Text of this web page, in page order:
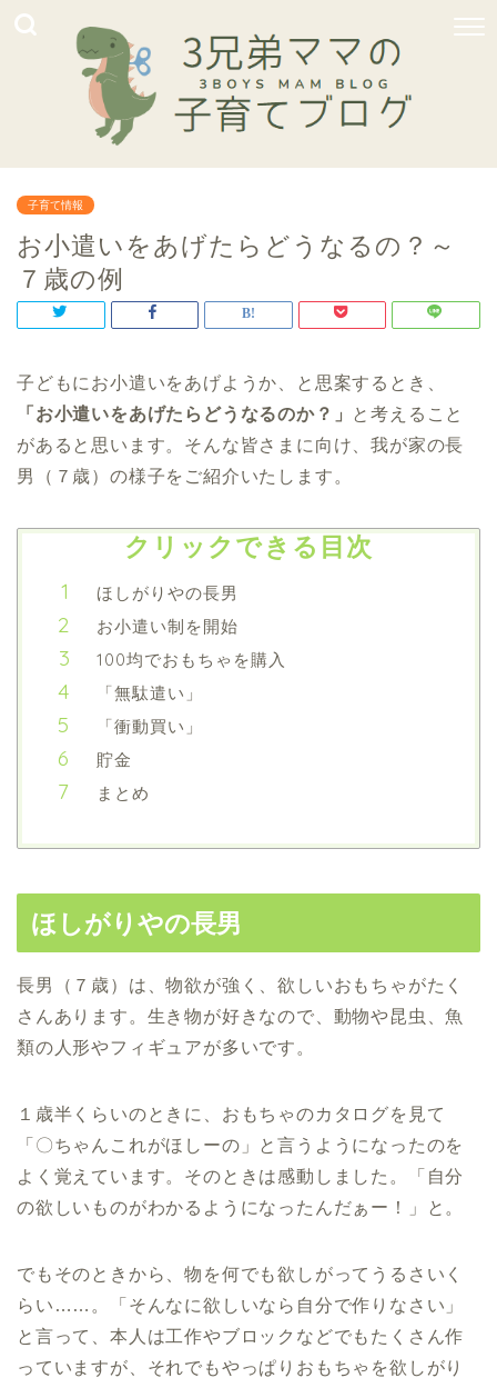
子育て情報
お小遣いをあげたらどうなるの？～
７歳の例
子どもにお小遣いをあげようか、と思案するとき、
「お小遣いをあげたらどうなるのか？」 と考えること
があると思います。そんな皆さまに向け、我が家の長
男（７歳）の様子をご紹介いたします。
クリックできる目次
ほしがりやの長男
お小遣い制を開始
100均でおもちゃを購入
「無駄遣い」
「衝動買い」
貯金
まとめ
ほしがりやの長男
長男（７歳）は、物欲が強く、欲しいおもちゃがたく
さんあります。生き物が好きなので、動物や昆虫、魚
類の人形やフィギュアが多いです。
１歳半くらいのときに、おもちゃのカタログを見て
「〇ちゃんこれがほしーの」と言うようになったのを
よく覚えています。そのときは感動しました。「自分
の欲しいものがわかるようになったんだぁー！」と。
でもそのときから、物を何でも欲しがってうるさいく
らい……。「そんなに欲しいなら自分で作りなさい」
と言って、本人は工作やブロックなどでもたくさん作
っていますが、それでもやっぱりおもちゃを欲しがり